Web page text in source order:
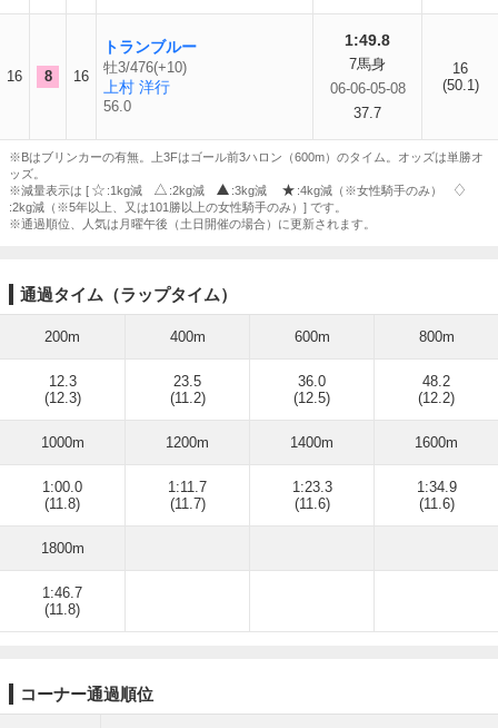
16 8 16
トランブルー
牡3/476(+10)
上村 洋行
56.0
1:49.8
7馬身
06-06-05-08
37.7
16
(50.1)
※Bはブリンカーの有無。上3Fはゴール前3ハロン（600m）のタイム。オッズは単勝オ
ッズ。
※減量表示は [
:1kg減 :2kg減 :3kg減
:4kg減（※女性騎手のみ）
:2kg減（※5年以上、又は101勝以上の女性騎手のみ）] です。
※通過順位、人気は月曜午後（土日開催の場合）に更新されます。
通過タイム（ラップタイム）
200m 400m 600m 800m
12.3
(12.3)
23.5
(11.2)
36.0
(12.5)
48.2
(12.2)
1000m 1200m 1400m 1600m
1:00.0
(11.8)
1:11.7
(11.7)
1:23.3
(11.6)
1:34.9
(11.6)
1800m
1:46.7
(11.8)
コーナー通過順位